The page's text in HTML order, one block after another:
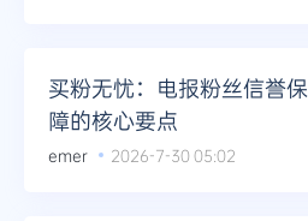
买粉无忧：电报粉丝信誉保
障的核心要点
emer 2026-7-30 05:02